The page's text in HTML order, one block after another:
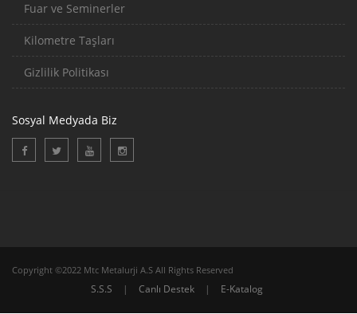
Fuar ve Seminerler
Kilometre Taşları
Gizlilik Politikası
Sosyal Medyada Biz
Copyright ©2022 Mtc Metalurji A.S All Rights Reserved
S.S.S | Canlı Destek | E-Katalog